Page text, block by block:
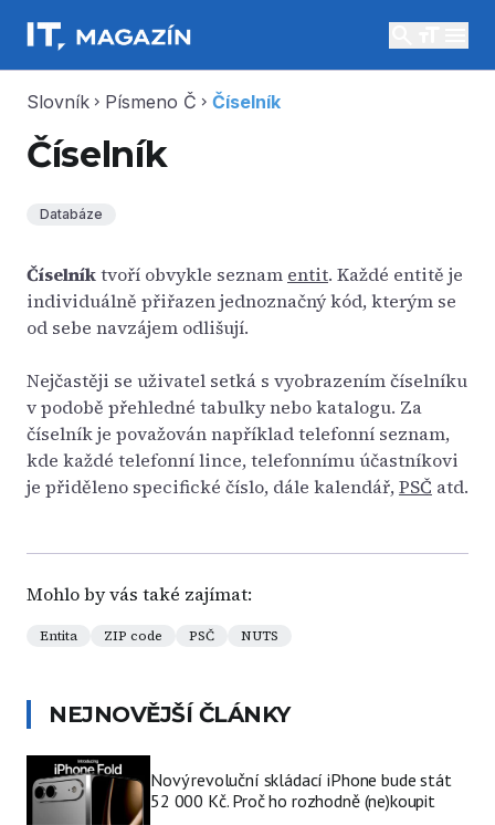
Slovník chevron_right Písmeno Č chevron_right Číselník
Číselník
Databáze
Číselníktvoří obvykle seznam entit. Každé entitě je
individuálně přiřazen jednoznačný kód, kterým se
od sebe navzájem odlišují.
Nejčastěji se uživatel setká s vyobrazením číselníku
v podobě přehledné tabulky nebo katalogu. Za
číselník je považován například telefonní seznam,
kde každé telefonní lince, telefonnímu účastníkovi
je přiděleno specifické číslo, dále kalendář,PSČ atd.
Mohlo by vás také zajímat:
Entita ZIP code PSČ NUTS
NEJNOVĚJŠÍ ČLÁNKY
Nový revoluční skládací iPhone bude stát
52 000 Kč. Proč ho rozhodně (ne)koupit